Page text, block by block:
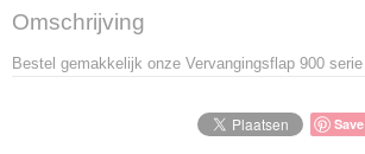
Productcode
LBS - PAC26-11459
EAN code
Omschrijving
Bestel gemakkelijk onze Vervangingsflap 900 serie
Save